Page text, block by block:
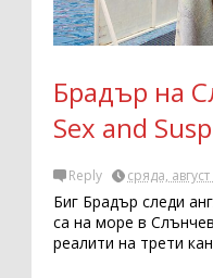
Брадър на
Sex and
Reply сряда,
Биг Брадър следи
са на море в
реалити на трети